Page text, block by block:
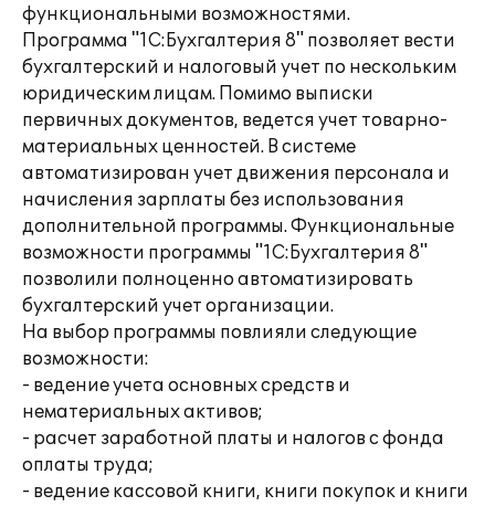
функциональными возможностями.
Программа "1С:Бухгалтерия 8" позволяет вести
бухгалтерский и налоговый учет по нескольким
юридическим лицам. Помимо выписки
первичных документов, ведется учет товарно-
материальных ценностей. В системе
автоматизирован учет движения персонала и
начисления зарплаты без использования
дополнительной программы. Функциональные
возможности программы "1С:Бухгалтерия 8"
позволили полноценно автоматизировать
бухгалтерский учет организации.
На выбор программы повлияли следующие
возможности:
- ведение учета основных средств и
нематериальных активов;
- расчет заработной платы и налогов с фонда
оплаты труда;
- ведение кассовой книги, книги покупок и книги